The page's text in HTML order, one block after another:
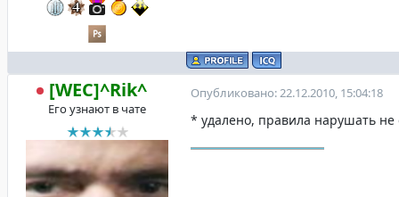
[WEC]^Rik^
Его узнают в чате
Опубликовано: 22.12.2010, 15:04:18
* удалено, правила нарушать не